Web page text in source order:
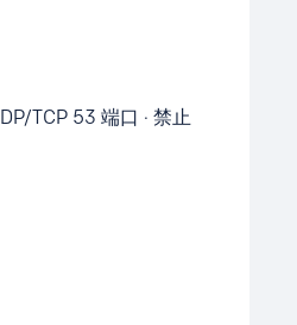
TCP 53 端口 · 禁止